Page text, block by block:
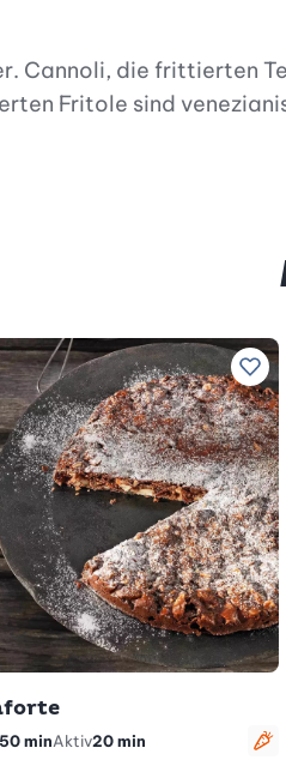
Cannoli, die frittierten
Fritole sind
hinzufügen Zu
minAktiv20 min